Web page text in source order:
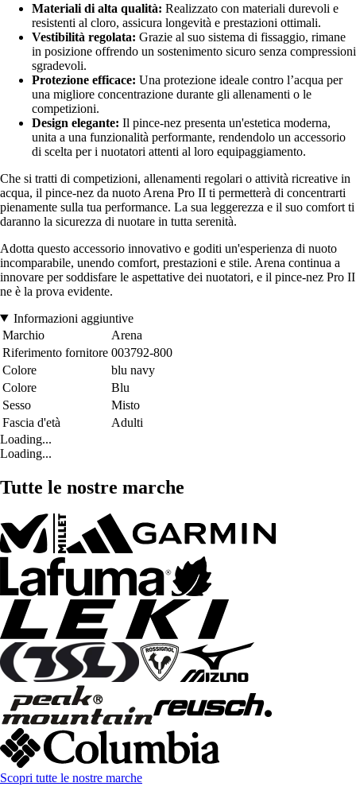
Materiali di alta qualità: Realizzato con materiali durevoli e
resistenti al cloro, assicura longevità e prestazioni ottimali.
Vestibilità regolata: Grazie al suo sistema di fissaggio, rimane
in posizione offrendo un sostenimento sicuro senza compressioni
sgradevoli.
Protezione efficace: Una protezione ideale contro l’acqua per
una migliore concentrazione durante gli allenamenti o le
competizioni.
Design elegante: Il pince-nez presenta un'estetica moderna,
unita a una funzionalità performante, rendendolo un accessorio
di scelta per i nuotatori attenti al loro equipaggiamento.
Che si tratti di competizioni, allenamenti regolari o attività ricreative in
acqua, il pince-nez da nuoto Arena Pro II ti permetterà di concentrarti
pienamente sulla tua performance. La sua leggerezza e il suo comfort ti
daranno la sicurezza di nuotare in tutta serenità.
Adotta questo accessorio innovativo e goditi un'esperienza di nuoto
incomparabile, unendo comfort, prestazioni e stile. Arena continua a
innovare per soddisfare le aspettative dei nuotatori, e il pince-nez Pro II
ne è la prova evidente.
Informazioni aggiuntive
Marchio
Arena
Riferimento fornitore 003792-800
Colore
blu navy
Colore
Blu
Sesso
Misto
Fascia d'età
Adulti
Loading...
Loading...
Tutte le nostre marche
Scopri tutte le nostre marche